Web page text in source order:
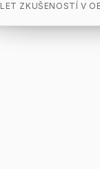
LET ZKUŠENOSTÍ V